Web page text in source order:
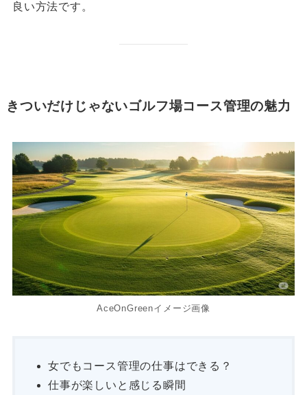
良い方法です。
きついだけじゃないゴルフ場コース管理の魅力
AceOnGreenイメージ画像
女でもコース管理の仕事はできる？
仕事が楽しいと感じる瞬間